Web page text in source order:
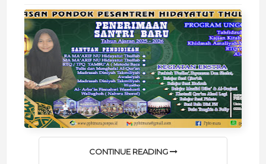
CONTINUE READING